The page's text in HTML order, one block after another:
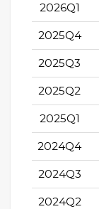
2026Q1
2025Q4
2025Q3
2025Q2
2025Q1
2024Q4
2024Q3
2024Q2